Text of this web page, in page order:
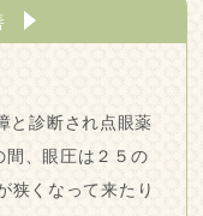
診断され点眼薬
間、眼圧は２５の
狭くなって来たり